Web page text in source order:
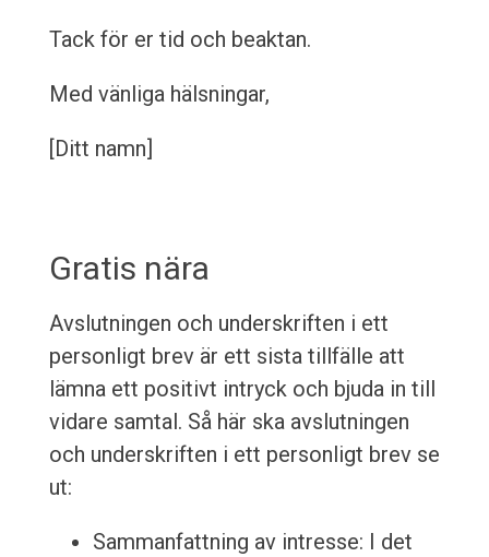
Tack för er tid och beaktan.
Med vänliga hälsningar,
[Ditt namn]
Gratis nära
Avslutningen och underskriften i ett
personligt brev är ett sista tillfälle att
lämna ett positivt intryck och bjuda in till
vidare samtal. Så här ska avslutningen
och underskriften i ett personligt brev se
ut:
Sammanfattning av intresse: I det